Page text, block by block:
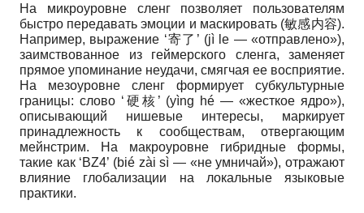
На микроуровне сленг позволяет пользователям
быстро передавать эмоции и маскировать (敏感内容).
Например, выражение ‘寄了’ (jì le — «отправлено»),
заимствованное из геймерского сленга, заменяет
прямое упоминание неудачи, смягчая ее восприятие.
На мезоуровне сленг формирует субкультурные
границы: слово ‘硬核’ (yìng hé — «жесткое ядро»),
описывающий нишевые интересы, маркирует
принадлежность к сообществам, отвергающим
мейнстрим. На макроуровне гибридные формы,
такие как ‘BZ4’ (bié zài sì — «не умничай»), отражают
влияние глобализации на локальные языковые
практики.